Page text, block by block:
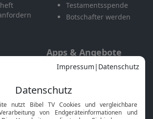
Testamentsspende
Botschafter werden
erklärt
Apps & Angebote
Mobile App
Smart TV